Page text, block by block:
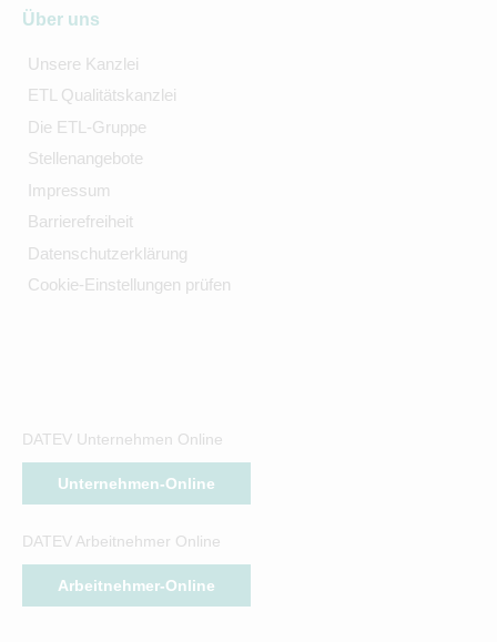
Über uns
Unsere Kanzlei
ETL Qualitätskanzlei
Die ETL-Gruppe
Stellenangebote
Impressum
Barrierefreiheit
Datenschutzerklärung
Cookie-Einstellungen prüfen
DATEV Unternehmen Online
Unternehmen-Online
DATEV Arbeitnehmer Online
Arbeitnehmer-Online